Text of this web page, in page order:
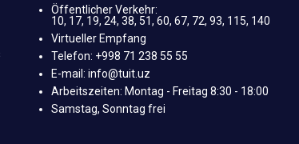
Öffentlicher Verkehr:
10, 17, 19, 24, 38, 51, 60, 67, 72, 93, 115, 140
Virtueller Empfang
Telefon: +998 71 238 55 55
E-mail: info@tuit.uz
Arbeitszeiten: Montag - Freitag 8:30 - 18:00
Samstag, Sonntag frei